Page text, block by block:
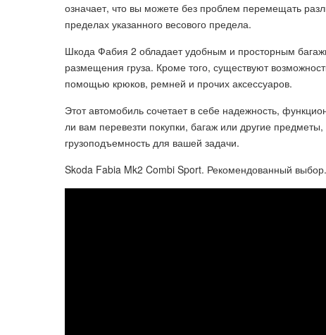
означает, что вы можете без проблем перемещать
пределах указанного весового предела.
Шкода Фабия 2 обладает удобным и просторным
размещения груза. Кроме того, существуют
помощью крюков, ремней и прочих аксессуаров.
Этот автомобиль сочетает в себе надежность,
ли вам перевезти покупки, багаж или другие
грузоподъемность для вашей задачи.
Skoda Fabia Mk2 Combi Sport. Рекомендованный выбор.